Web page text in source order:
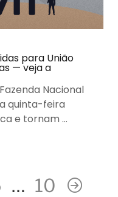
para União
— veja a
Nacional
quinta-feira
e tornam …
… 10